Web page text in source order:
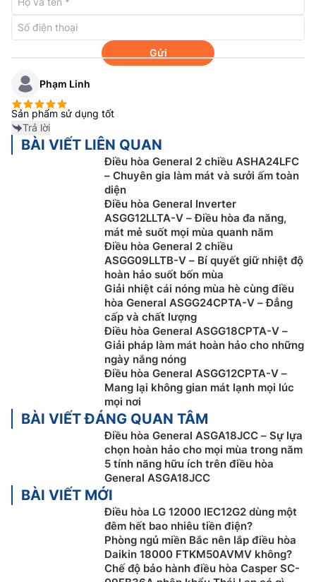
chiều dài ống Gas và chênh lệch chiều cao dàn nóng –
lạnh cao.
Chế độ hẹn giờ tiện lợi hơn với nhiều mức giờ
hoạt động cài đặt trước khác nhau
Vận hành với độ ồn thấp bởi thiết kế tạo ra luồng
không khí mới. Vận hành êm ái tạo nên môi trường
thoải mái trong phòng ngủ và phòng làm việc…
Bạn có thể tích hợp cài đặt ON-OFF hoặc OFF-ON phù
hợp với phong cách sống với máy lạnh General
ASGA18JCC/ AOGR18JCC.
(Cài đặt thời gian : 0.5, 1, 1.5, 2, 2.5, —–9.5, 10, 11, 12
giờ)
Bảo dưỡng dễ dàng
Tấm chắn của máy lạnh có thể tháo ra và rửa được dễ
dàng tại nhà. Đơn giản hóa việc làm sạch ống thoát
nước giúp cải thiện khả năng bảo trì.
Gửi
Phạm Linh
Sản phẩm sử dụng tốt
Trả lời
BÀI VIẾT LIÊN QUAN
Điều hòa General 2 chiều ASHA24LFC
– Chuyên gia làm mát và sưởi ấm toàn
diện
Điều hòa General Inverter
ASGG12LLTA-V – Điều hòa đa năng,
mát mẻ suốt mọi mùa quanh năm
Điều hòa General 2 chiều
ASGG09LLTB-V – Bí quyết giữ nhiệt độ
hoàn hảo suốt bốn mùa
Giải nhiệt cái nóng mùa hè cùng điều
hòa General ASGG24CPTA-V – Đẳng
cấp và chất lượng
Điều hòa General ASGG18CPTA-V –
Giải pháp làm mát hoàn hảo cho những
ngày nắng nóng
Điều hòa General ASGG12CPTA-V –
Mang lại không gian mát lạnh mọi lúc
mọi nơi
BÀI VIẾT ĐÁNG QUAN TÂM
Điều hòa General ASGA18JCC – Sự lựa
chọn hoàn hảo cho mọi mùa trong năm
5 tính năng hữu ích trên điều hòa
General ASGA18JCC
BÀI VIẾT MỚI
Điều hòa LG 12000 IEC12G2 dùng một
đêm hết bao nhiêu tiền điện?
Phòng ngủ miền Bắc nên lắp điều hòa
Daikin 18000 FTKM50AVMV không?
Chế độ bảo hành điều hòa Casper SC-